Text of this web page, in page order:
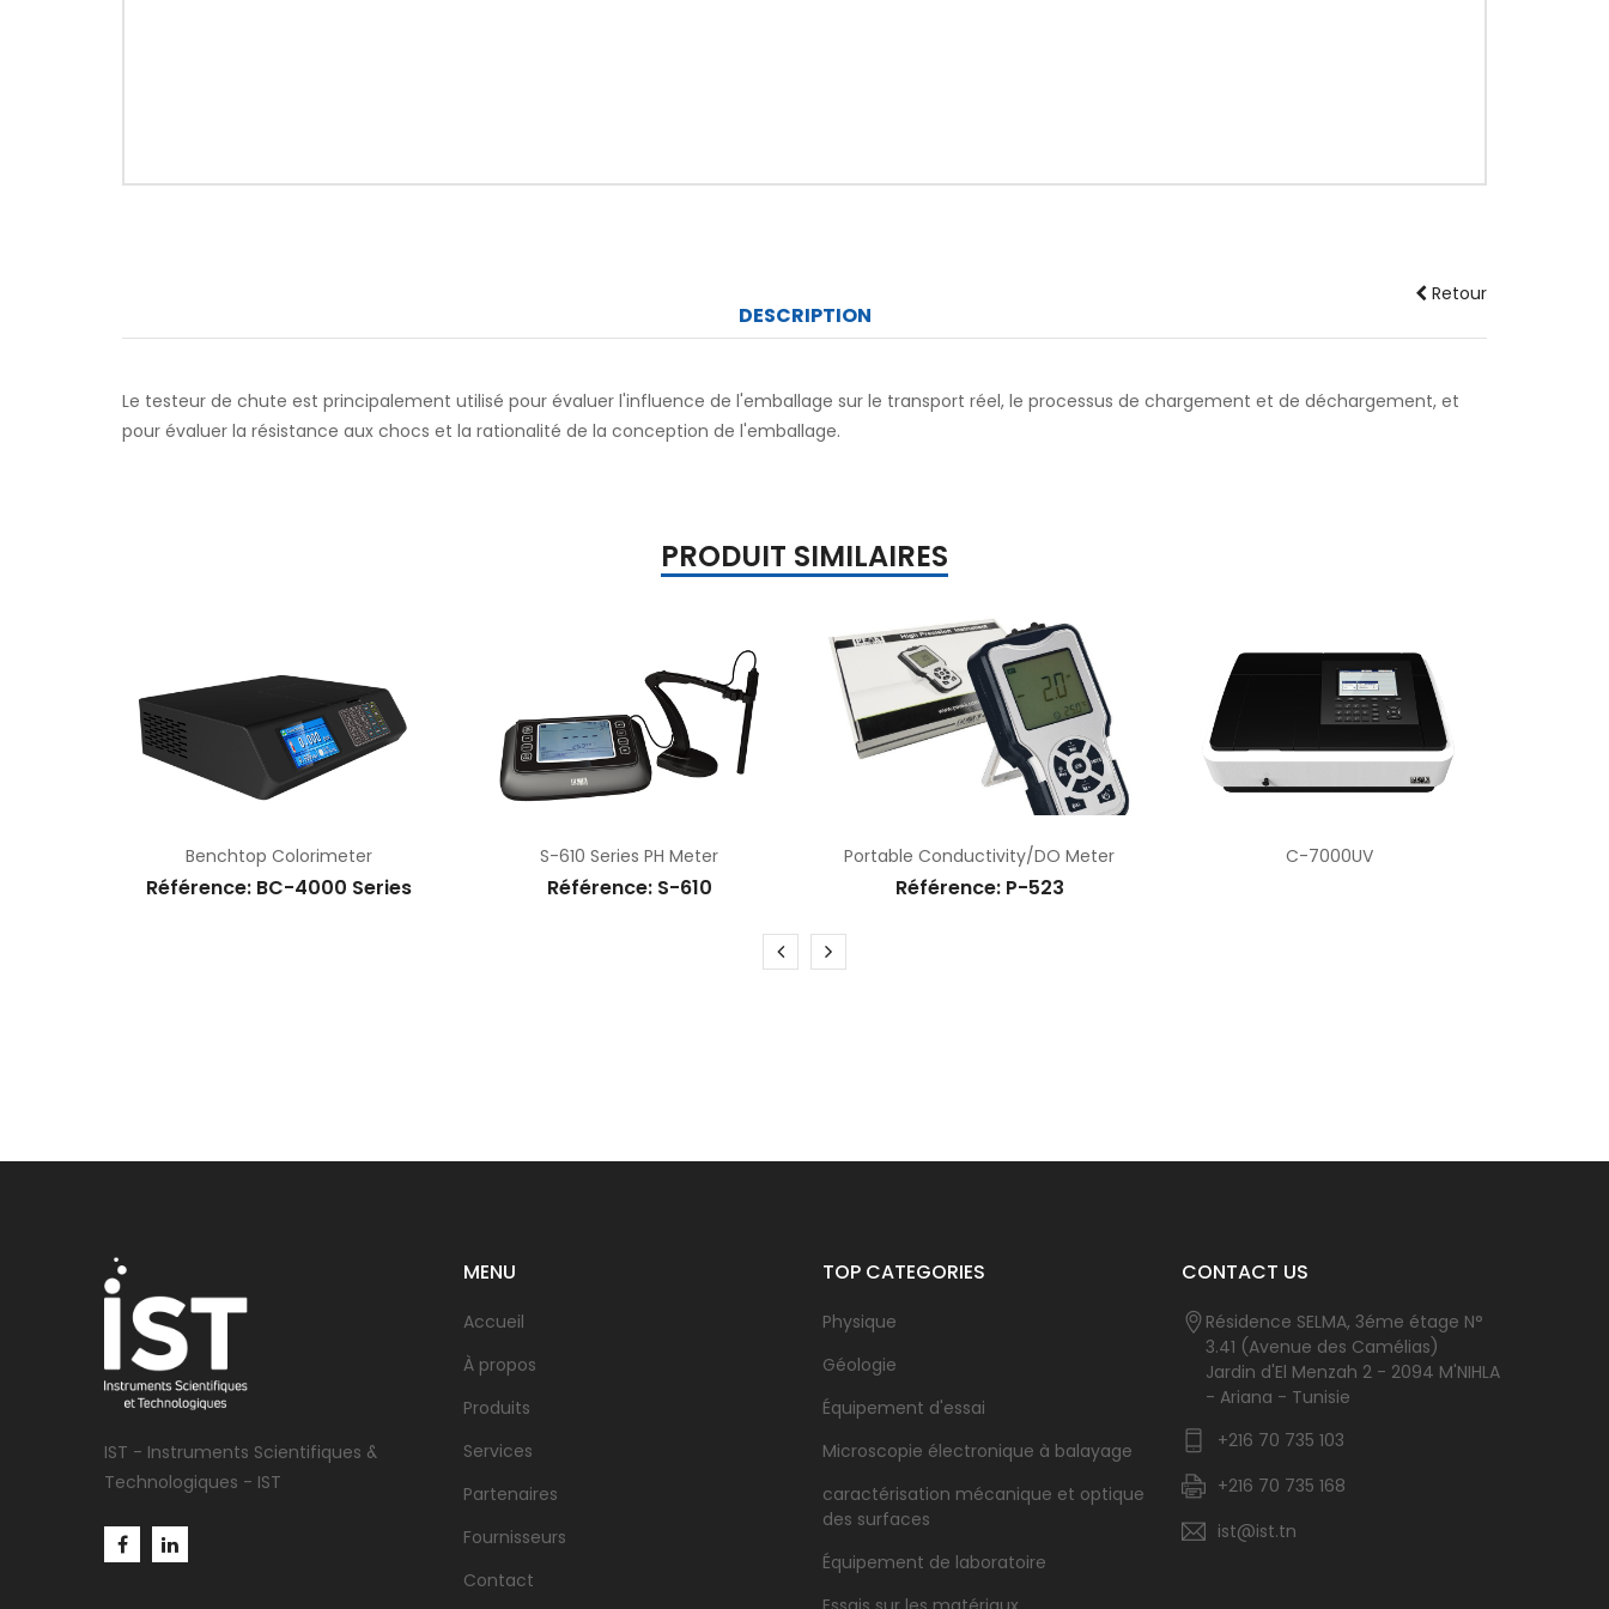
Retour
DESCRIPTION
Le testeur de chute est principalement utilisé pour évaluer l'influence de l'emballage sur le transport réel, le processus de chargement et de déchargement, et
pour évaluer la résistance aux chocs et la rationalité de la conception de l'emballage.
PRODUIT SIMILAIRES
Benchtop Colorimeter
Référence: BC-4000 Series
S-610 Series PH Meter
Référence: S-610
Portable Conductivity/DO Meter
Référence: P-523
C-7000UV
IST - Instruments Scientifiques &
Technologiques - IST
MENU
Accueil
À propos
Produits
Services
Partenaires
Fournisseurs
Contact
TOP CATEGORIES
Physique
Géologie
Équipement d'essai
Microscopie électronique à balayage
caractérisation mécanique et optique
des surfaces
Équipement de laboratoire
CONTACT US
Résidence SELMA, 3éme étage N°
3.41 (Avenue des Camélias)
Jardin d'El Menzah 2 - 2094 M'NIHLA
- Ariana - Tunisie
+216 70 735 103
+216 70 735 168
ist@ist.tn